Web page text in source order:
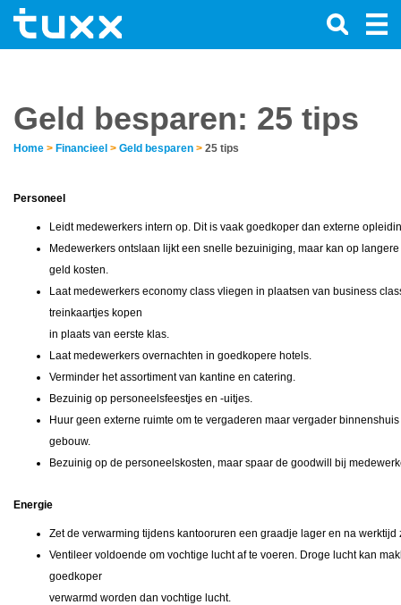
Geld besparen: 25 tips
Home > Financieel > Geld besparen > 25 tips
Personeel
Leidt medewerkers intern op. Dit is vaak goedkoper dan externe
Medewerkers ontslaan lijkt een snelle bezuiniging, maar kan op
geld kosten.
Laat medewerkers economy class vliegen in plaatsen van business
treinkaartjes kopen
in plaats van eerste klas.
Laat medewerkers overnachten in goedkopere hotels.
Verminder het assortiment van kantine en catering.
Bezuinig op personeelsfeestjes en -uitjes.
Huur geen externe ruimte om te vergaderen maar vergader
gebouw.
Bezuinig op de personeelskosten, maar spaar de goodwill bij
Energie
Zet de verwarming tijdens kantooruren een graadje lager en na werktijd
Ventileer voldoende om vochtige lucht af te voeren. Droge lucht kan
goedkoper
verwarmd worden dan vochtige lucht.